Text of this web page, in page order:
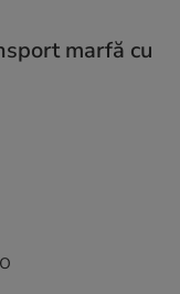
marfă cu